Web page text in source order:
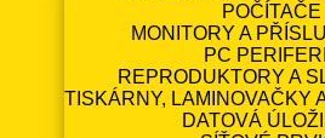
POČÍTAČE
MONITORY A
PC
REPRODUKTORY A
TISKÁRNY, LAMINOVAČKY
DATOVÁ